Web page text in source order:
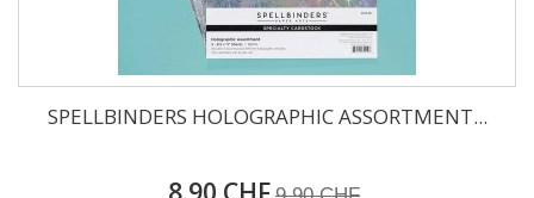
SPELLBINDERS HOLOGRAPHIC ASSORTMENT...